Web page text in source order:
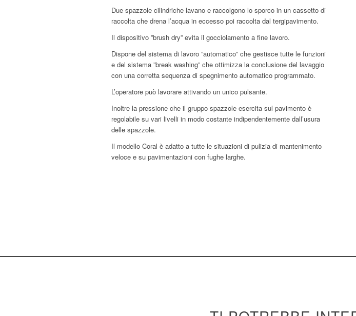
Due spazzole cilindriche lavano e raccolgono lo sporco in un cassetto di
raccolta che drena l’acqua in eccesso poi raccolta dal tergipavimento.
Il dispositivo ”brush dry” evita il gocciolamento a fine lavoro.
Dispone del sistema di lavoro ”automatico” che gestisce tutte le funzioni
e del sistema ”break washing” che ottimizza la conclusione del lavaggio
con una corretta sequenza di spegnimento automatico programmato.
L’operatore può lavorare attivando un unico pulsante.
Inoltre la pressione che il gruppo spazzole esercita sul pavimento è
regolabile su vari livelli in modo costante indipendentemente dall’usura
delle spazzole.
Il modello Coral è adatto a tutte le situazioni di pulizia di mantenimento
veloce e su pavimentazioni con fughe larghe.
Prec